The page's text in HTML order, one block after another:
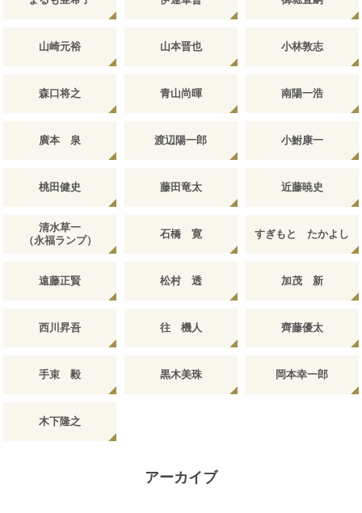
山崎元裕 山本晋也 小林敦志
森口将之 青山尚暉 南陽一浩
廣本 泉 渡辺陽一郎 小鮒康一
桃田健史 藤田竜太 近藤暁史
清水草一
（永福ランプ）
石橋 寛 すぎもと たかよし
遠藤正賢 松村 透 加茂 新
西川昇吾 往 機人 齊藤優太
手束 毅 黒木美珠 岡本幸一郎
木下隆之
アーカイブ